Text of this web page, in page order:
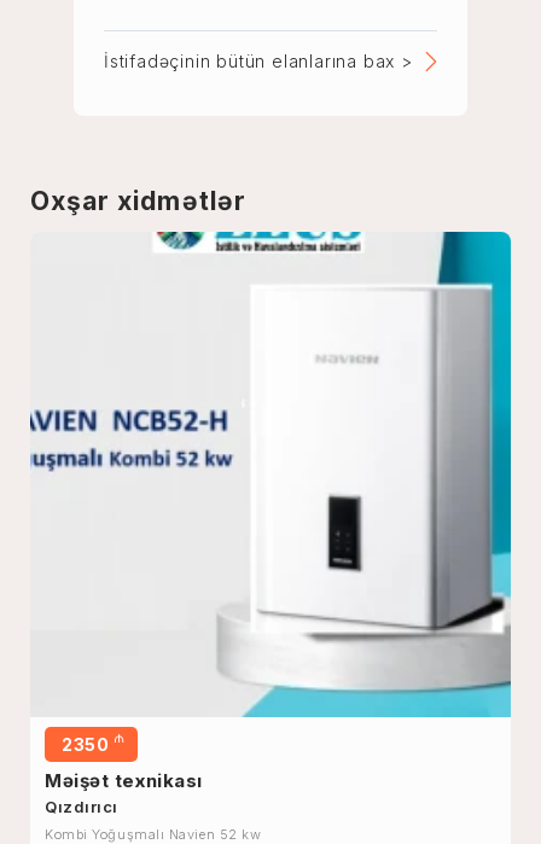
İstifadəçinin bütün elanlarına bax >
Oxşar xidmətlər
2350 ₼
Məişət texnikası
Qızdırıcı
Kombi Yoğuşmalı Navien 52 kw